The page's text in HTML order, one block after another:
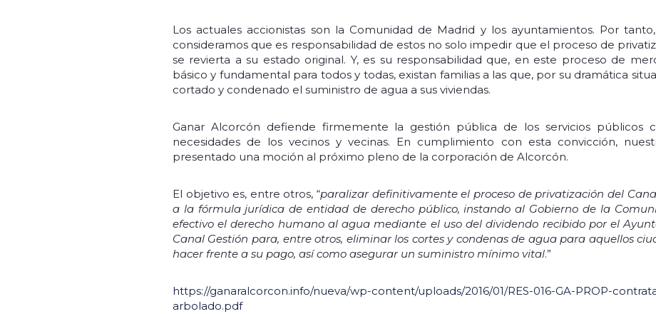
Los actuales accionistas son la Comunidad de Madrid y los ayuntamientos. Por
consideramos que es responsabilidad de estos no solo impedir que el proceso de
se revierta a su estado original. Y, es su responsabilidad que, en este proceso de
básico y fundamental para todos y todas, existan familias a las que, por su dramática
cortado y condenado el suministro de agua a sus viviendas.
Ganar Alcorcón defiende firmemente la gestión pública de los servicios
necesidades de los vecinos y vecinas. En cumplimiento con esta convicción,
presentado una moción al próximo pleno de la corporación de Alcorcón.
El objetivo es, entre otros, “paralizar definitivamente el proceso de privatización del
a la fórmula jurídica de entidad de derecho público, instando al Gobierno de la
efectivo el derecho humano al agua mediante el uso del dividendo recibido por el
Canal Gestión para, entre otros, eliminar los cortes y condenas de agua para aquellos
hacer frente a su pago, así como asegurar un suministro mínimo vital.”
https://ganaralcorcon.info/nueva/wp-content/uploads/2016/01/RES-016-GA-PROP-
arbolado.pdf